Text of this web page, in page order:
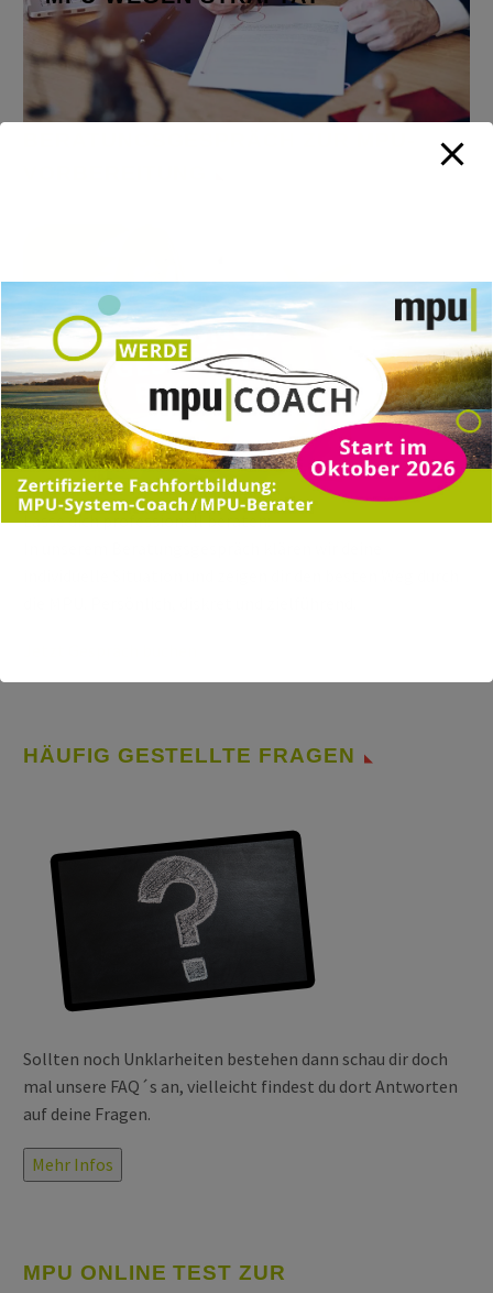
Fahrerflucht
Mehr erfahren
Lasse dich professionell beraten:
HÄUFIG GESTELLTE FRAGEN
Sollten noch Unklarheiten bestehen dann schau dir doch
mal unsere FAQ´s an, vielleicht findest du dort Antworten
auf deine Fragen.
Mehr Infos
MPU ONLINE TEST ZUR